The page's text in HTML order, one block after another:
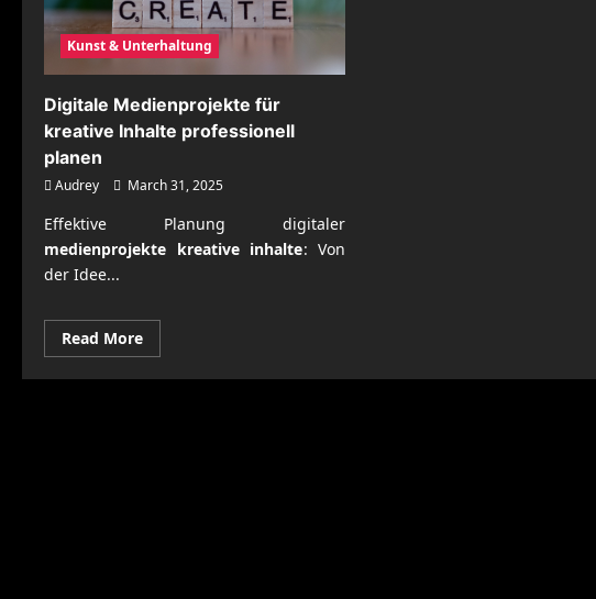
Kunst & Unterhaltung
Digitale Medienprojekte für
kreative Inhalte professionell
planen
Audrey March 31, 2025
Effektive Planung digitaler
medienprojekte kreative inhalte: Von
der Idee...
Read MoreRead
more
Digitale